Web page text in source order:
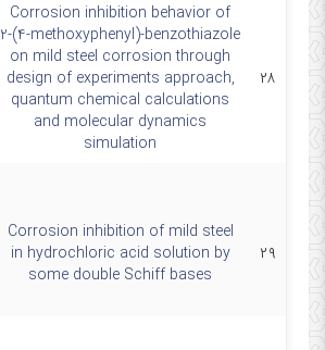
۲۸
Corrosion inhibition behavior of
2‑(4‑methoxyphenyl)‑benzothiazole
on mild steel corrosion through
design of experiments approach,
quantum chemical calculations
and molecular dynamics
simulation
۲۹
Corrosion inhibition of mild steel
in hydrochloric acid solution by
some double Schiff bases